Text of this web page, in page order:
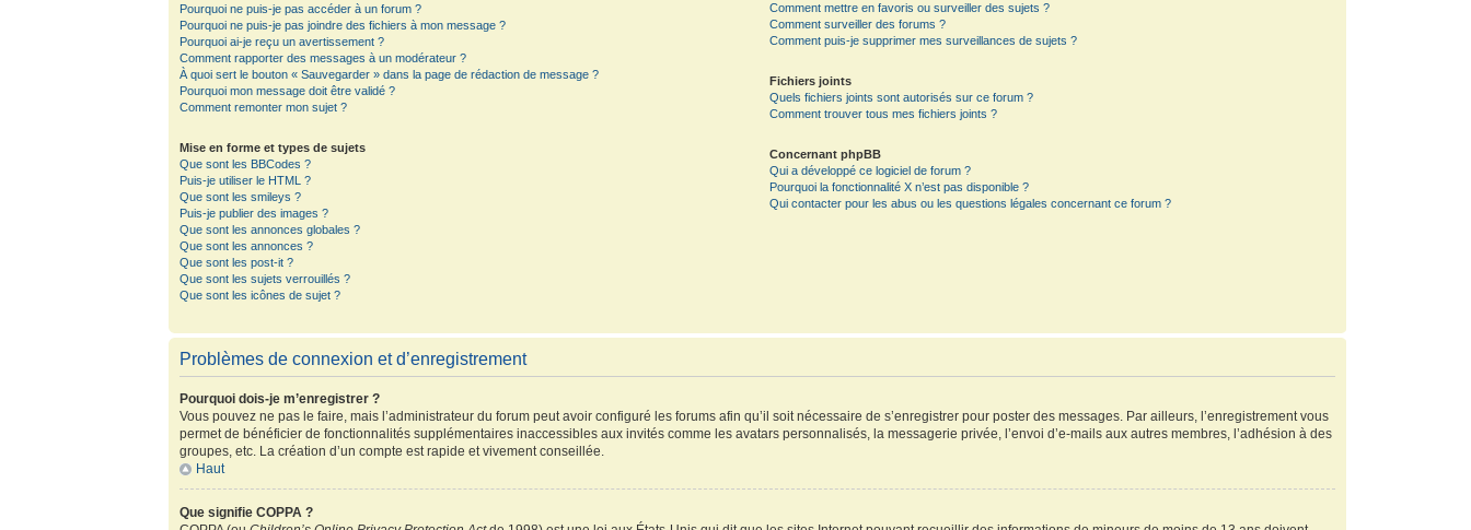
Pourquoi ne puis-je pas accéder à un forum ?
Pourquoi ne puis-je pas joindre des fichiers à mon message ?
Pourquoi ai-je reçu un avertissement ?
Comment rapporter des messages à un modérateur ?
À quoi sert le bouton « Sauvegarder » dans la page de rédaction de message ?
Pourquoi mon message doit être validé ?
Comment remonter mon sujet ?
Mise en forme et types de sujets
Que sont les BBCodes ?
Puis-je utiliser le HTML ?
Que sont les smileys ?
Puis-je publier des images ?
Que sont les annonces globales ?
Que sont les annonces ?
Que sont les post-it ?
Que sont les sujets verrouillés ?
Que sont les icônes de sujet ?
Comment mettre en favoris ou surveiller des sujets ?
Comment surveiller des forums ?
Comment puis-je supprimer mes surveillances de sujets ?
Fichiers joints
Quels fichiers joints sont autorisés sur ce forum ?
Comment trouver tous mes fichiers joints ?
Concernant phpBB
Qui a développé ce logiciel de forum ?
Pourquoi la fonctionnalité X n’est pas disponible ?
Qui contacter pour les abus ou les questions légales concernant ce forum ?
Problèmes de connexion et d’enregistrement
Pourquoi dois-je m’enregistrer ?
Vous pouvez ne pas le faire, mais l’administrateur du forum peut avoir configuré les forums afin qu’il soit nécessaire de s’enregistrer pour poster des messages. Par ailleurs, l’enregistrement vous
permet de bénéficier de fonctionnalités supplémentaires inaccessibles aux invités comme les avatars personnalisés, la messagerie privée, l’envoi d’e-mails aux autres membres, l’adhésion à des
groupes, etc. La création d’un compte est rapide et vivement conseillée.
Haut
Que signifie COPPA ?